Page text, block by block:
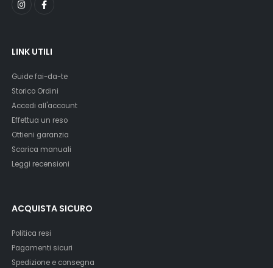
LINK UTILI
Guide fai-da-te
Storico Ordini
Accedi all'account
Effettua un reso
Ottieni garanzia
Scarica manuali
Leggi recensioni
ACQUISTA SICURO
Politica resi
Pagamenti sicuri
Spedizione e consegna